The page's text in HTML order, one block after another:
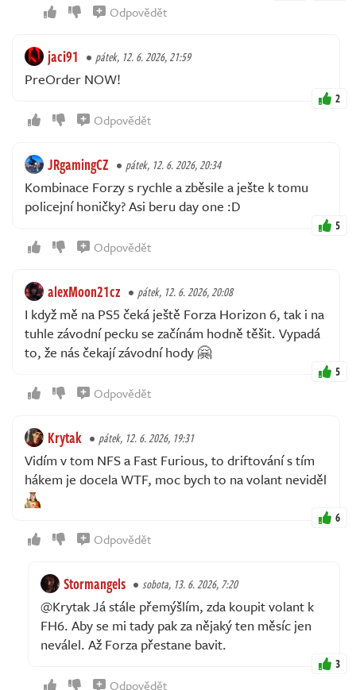
Odpovědět
jaci91 pátek, 12. 6. 2026, 21:59
PreOrder NOW!
2
Odpovědět
JRgamingCZ pátek, 12. 6. 2026, 20:34
Kombinace Forzy s rychle a zběsile a ješte k tomu
policejní honičky? Asi beru day one :D
5
Odpovědět
alexMoon21cz pátek, 12. 6. 2026, 20:08
I když mě na PS5 čeká ještě Forza Horizon 6, tak i na
tuhle závodní pecku se začínám hodně těšit. Vypadá
to, že nás čekají závodní hody 🤗
5
Odpovědět
Krytak pátek, 12. 6. 2026, 19:31
Vidím v tom NFS a Fast Furious, to driftování s tím
hákem je docela WTF, moc bych to na volant neviděl
6
Odpovědět
Stormangels sobota, 13. 6. 2026, 7:20
@Krytak Já stále přemýšlím, zda koupit volant k
FH6. Aby se mi tady pak za nějaký ten měsíc jen
neválel. Až Forza přestane bavit.
3
Odpovědět